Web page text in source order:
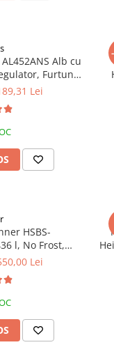
Alb cu
Furtun și
Gaz, Cuptor pe
Grătar Cupto
Lei
HSBS-
l, No Frost,
Functie smart,
Lei